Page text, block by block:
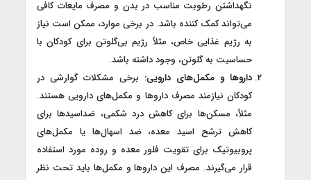
نگهداشتن رطوبت مناسب در بدن و مصرف مایعات کافی
می‌تواند کمک کننده باشد. در برخی موارد، ممکن است نیاز
به رژیم غذایی خاص، مثلاً رژیم بی‌گلوتن برای کودکان با
حساسیت به گلوتن، وجود داشته باشد.
داروها و مکمل‌های دارویی: برخی مشکلات گوارشی در
کودکان نیازمند مصرف داروها و مکمل‌های دارویی هستند.
مثلاً، مسکن‌ها برای کاهش درد شکمی، ضداسیدها برای
کاهش ترشح اسید معده، ضد اسهال‌ها یا مکمل‌های
پروبیوتیک برای تقویت فلور معده و روده مورد استفاده
قرار می‌گیرند. مصرف این داروها و مکمل‌ها باید تحت نظر